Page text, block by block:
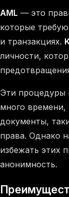
AML — это
которые
и транзакциях.
личности,
Эти процедуры
много времени,
документы,
права. Однако
избежать этих
анонимность.